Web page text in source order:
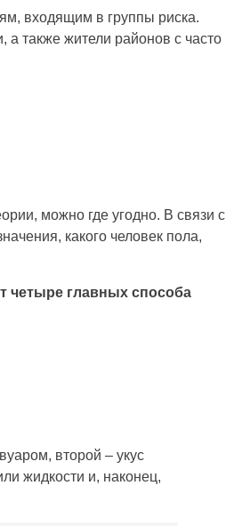
входящим в группы риска.
а также жители районов с часто
можно где угодно. В связи с
какого человек пола,
четыре главных способа
второй – укус
жидкости и, наконец,